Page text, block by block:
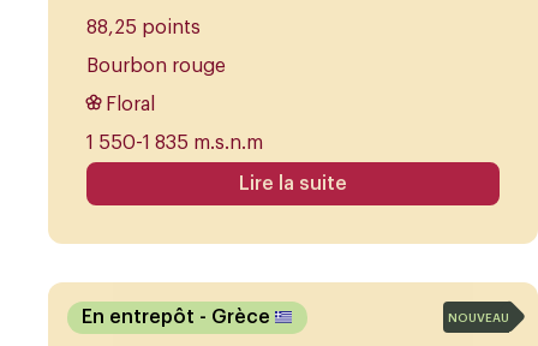
88,25 points
Bourbon rouge
Floral
1 550-1 835 m.s.n.m
Lire la suite
En entrepôt - Grèce NOUVEAU